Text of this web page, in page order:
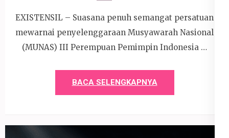
EXISTENSIL – Suasana penuh semangat persatuan
mewarnai penyelenggaraan Musyawarah Nasional
(MUNAS) III Perempuan Pemimpin Indonesia …
BACA SELENGKAPNYA